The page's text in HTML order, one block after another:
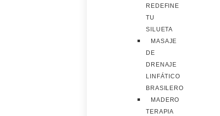
REDEFINE
TU
SILUETA
MASAJE
DE
DRENAJE
LINFÁTICO
BRASILERO
MADERO
TERAPIA